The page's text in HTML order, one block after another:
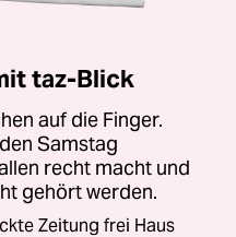
taz-Blick
auf die Finger.
Samstag
recht macht und
gehört werden.
Zeitung frei Haus